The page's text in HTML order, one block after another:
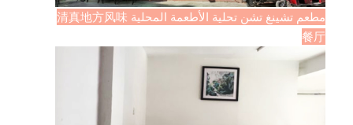
مطعم تشينغ تشن تحلية الأطعمة المحلية 清真地方风味
餐厅